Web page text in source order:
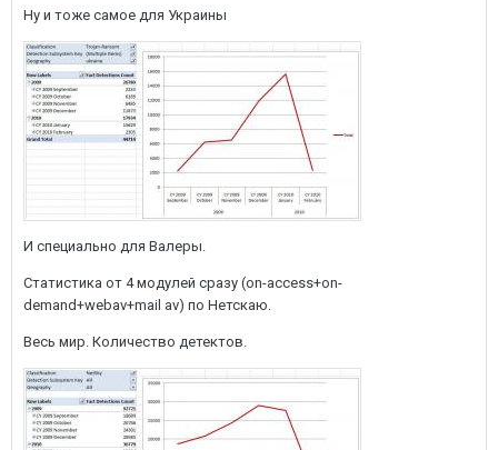
Ну и тоже самое для Украины
И специально для Валеры.
Статистика от 4 модулей сразу (on-access+on-
demand+webav+mail av) по Нетскаю.
Весь мир. Количество детектов.